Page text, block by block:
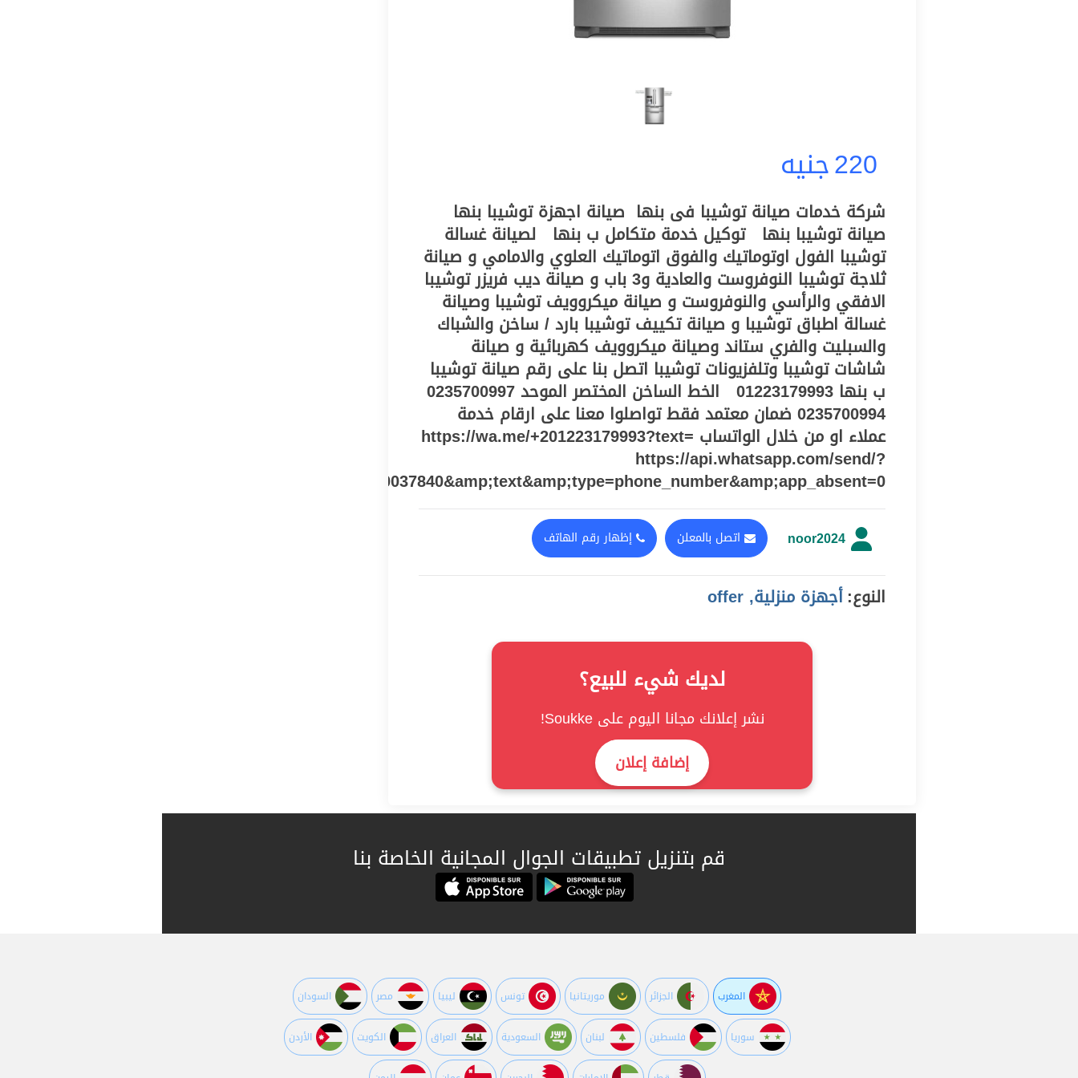
220جنيه
صيانة توشيبا بنها ‎‎ ‎ توكيل خدمة متكامل ب بنها ‎‎ ‎ لصيانة غسالة
توشيبا الفول اوتوماتيك والفوق اتوماتيك العلوي والامامي و صيانة
ثلاجة توشيبا النوفروست والعادية و3 باب و صيانة ديب فريزر توشيبا
الافقي والرأسي والنوفروست و صيانة ميكروويف توشيبا وصيانة
غسالة اطباق توشيبا و صيانة تكييف توشيبا بارد / ساخن والشباك
والسبليت والفري ستاند وصيانة ميكروويف كهربائية و صيانة
شاشات توشيبا وتلفزيونات توشيبا اتصل بنا على رقم صيانة توشيبا
ب بنها ‎‎ ‎ 01223179993 الخط الساخن المختصر الموحد 0235700997
0235700994 ضمان معتمد فقط تواصلوا معنا على ارقام خدمة
عملاء او من خلال الواتساب https://wa.me/+201223179993?text=
https://api.whatsapp.com/send/?
phone=%2B201060037840&amp;text&amp;type=phone_number&amp;app_absent=0
noor2024 اتصل بالمعلن إظهار رقم الهاتف
النوع:أجهزة منزلية, offer
لديك شيء للبيع؟
نشر إعلانك مجانا اليوم على Soukke!
إضافة إعلان
قم بتنزيل تطبيقات الجوال المجانية الخاصة بنا
المغرب الجزائر موريتانيا تونس ليبيا مصر السودان
سوريا فلسطين لبنان السعودية العراق الكويت اﻷردن